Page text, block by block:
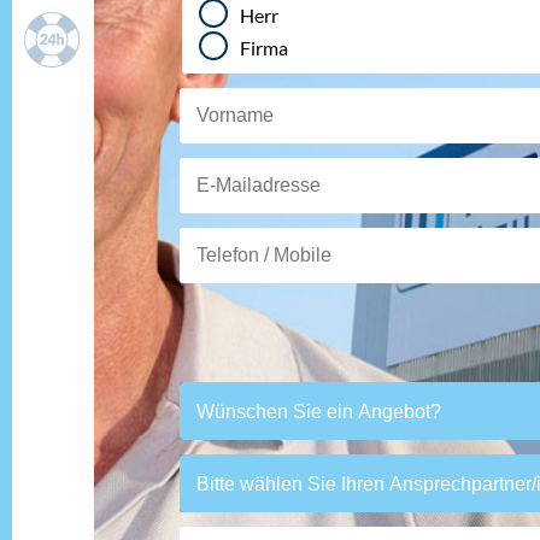
ANFAHRT
KONTAKT
Herr
Firma